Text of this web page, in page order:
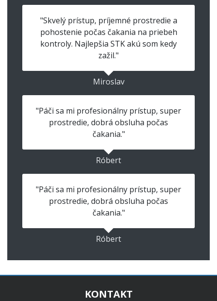
"Skvelý prístup, príjemné prostredie a
pohostenie počas čakania na priebeh
kontroly. Najlepšia STK akú som kedy
zažil."
Miroslav
"Páči sa mi profesionálny prístup, super
prostredie, dobrá obsluha počas
čakania."
Róbert
"Páči sa mi profesionálny prístup, super
prostredie, dobrá obsluha počas
čakania."
Róbert
KONTAKT